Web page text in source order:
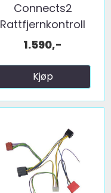
Connects2
Rattfjernkontroll
interface ...
1.590,-
Kjøp